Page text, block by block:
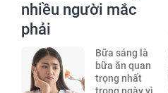
nhiều người mắc
phải
Bữa sáng là
bữa ăn quan
trọng nhất